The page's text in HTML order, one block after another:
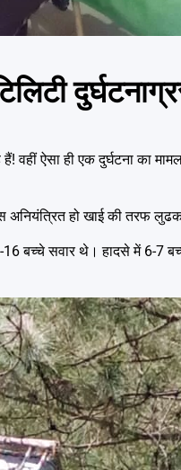
ऐसा ही एक दुर्घटना का
हो खाई की तरफ
बच्चे सवार थे। हादसे में 6-7